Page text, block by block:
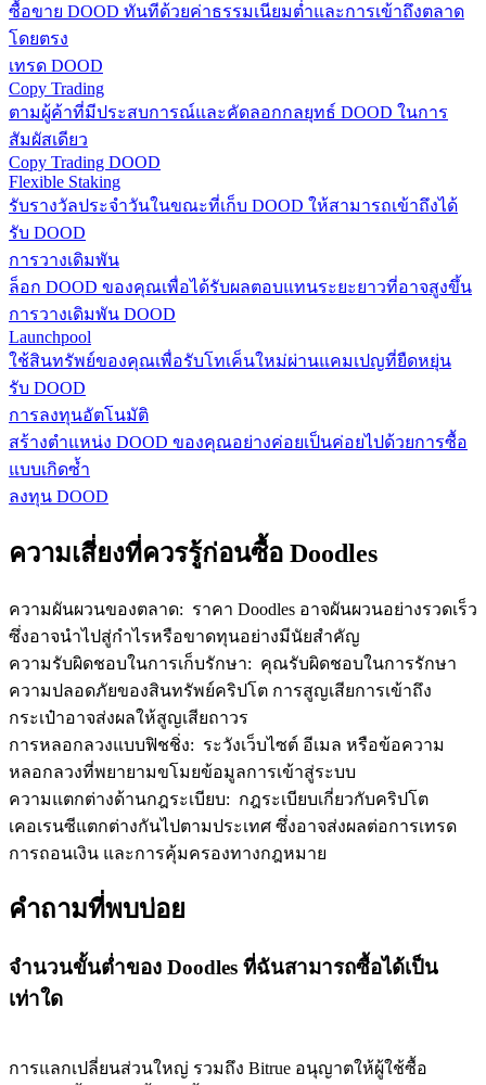
ซื้อขาย DOOD ทันทีด้วยค่าธรรมเนียมต่ำและการเข้าถึงตลาด
โดยตรง
เทรด DOOD
Copy Trading
ตามผู้ค้าที่มีประสบการณ์และคัดลอกกลยุทธ์ DOOD ในการ
สัมผัสเดียว
Copy Trading DOOD
Flexible Staking
รับรางวัลประจำวันในขณะที่เก็บ DOOD ให้สามารถเข้าถึงได้
รับ DOOD
การวางเดิมพัน
ล็อก DOOD ของคุณเพื่อได้รับผลตอบแทนระยะยาวที่อาจสูงขึ้น
การวางเดิมพัน DOOD
Launchpool
ใช้สินทรัพย์ของคุณเพื่อรับโทเค็นใหม่ผ่านแคมเปญที่ยืดหยุ่น
รับ DOOD
การลงทุนอัตโนมัติ
สร้างตำแหน่ง DOOD ของคุณอย่างค่อยเป็นค่อยไปด้วยการซื้อ
แบบเกิดซ้ำ
ลงทุน DOOD
ความเสี่ยงที่ควรรู้ก่อนซื้อ Doodles
ความผันผวนของตลาด: ราคา Doodles อาจผันผวนอย่างรวดเร็ว
ซึ่งอาจนำไปสู่กำไรหรือขาดทุนอย่างมีนัยสำคัญ
ความรับผิดชอบในการเก็บรักษา: คุณรับผิดชอบในการรักษา
ความปลอดภัยของสินทรัพย์คริปโต การสูญเสียการเข้าถึง
กระเป๋าอาจส่งผลให้สูญเสียถาวร
การหลอกลวงแบบฟิชชิ่ง: ระวังเว็บไซต์ อีเมล หรือข้อความ
หลอกลวงที่พยายามขโมยข้อมูลการเข้าสู่ระบบ
ความแตกต่างด้านกฎระเบียบ: กฎระเบียบเกี่ยวกับคริปโต
เคอเรนซีแตกต่างกันไปตามประเทศ ซึ่งอาจส่งผลต่อการเทรด
การถอนเงิน และการคุ้มครองทางกฎหมาย
คำถามที่พบบ่อย
จำนวนขั้นต่ำของ Doodles ที่ฉันสามารถซื้อได้เป็น
เท่าใด
การแลกเปลี่ยนส่วนใหญ่ รวมถึง Bitrue อนุญาตให้ผู้ใช้ซื้อ